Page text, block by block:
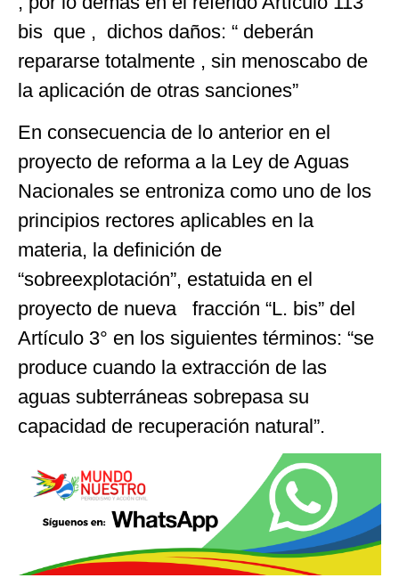
bis que , dichos daños: “ deberán
repararse totalmente , sin menoscabo de
la aplicación de otras sanciones”
En consecuencia de lo anterior en el
proyecto de reforma a la Ley de Aguas
Nacionales se entroniza como uno de los
principios rectores aplicables en la
materia, la definición de
“sobreexplotación”, estatuida en el
proyecto de nueva fracción “L. bis” del
Artículo 3° en los siguientes términos: “se
produce cuando la extracción de las
aguas subterráneas sobrepasa su
capacidad de recuperación natural”.